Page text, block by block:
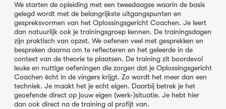
We starten de opleiding met een tweedaagse waarin de basis
gelegd wordt met de belangrijkste uitgangspunten en
gespreksvormen van het Oplossingsgericht Coachen. Je leert
dan natuurlijk ook je trainingsgroep kennen. De trainingsdagen
zijn praktisch van opzet. We oefenen veel met gesprekken en
bespreken daarna om te reflecteren en het geleerde in de
context van de theorie te plaatsen. De training zit boordevol
leuke en nuttige oefeningen die zorgen dat je Oplossingsgericht
Coachen ècht in de vingers krijgt. Zo wordt het meer dan een
techniek. Je maakt het je echt eigen. Daarbij betrek je het
geoefende direct op jouw eigen (werk-)situatie. Je hebt hier
dan ook direct na de training al profijt van.